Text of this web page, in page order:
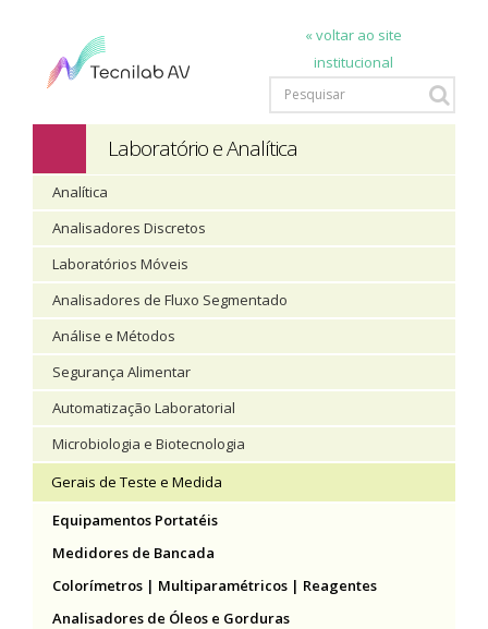
« voltar ao site
institucional
Laboratório e Analítica
Analítica
Analisadores Discretos
Laboratórios Móveis
Analisadores de Fluxo Segmentado
Análise e Métodos
Segurança Alimentar
Automatização Laboratorial
Microbiologia e Biotecnologia
Gerais de Teste e Medida
Equipamentos Portatéis
Medidores de Bancada
Colorímetros | Multiparamétricos | Reagentes
Analisadores de Óleos e Gorduras